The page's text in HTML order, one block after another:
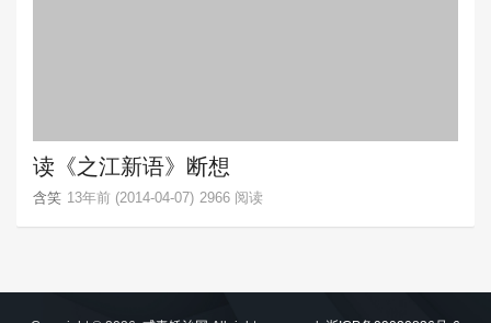
读《之江新语》断想
含笑 13年前 (2014-04-07) 2966 阅读